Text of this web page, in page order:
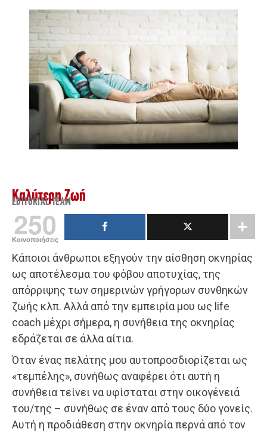
Καλύτερη Ζωή
EDITORIAL TEAM
250
Κοινοποιήσεις
Κάποιοι άνθρωποι εξηγούν την αίσθηση οκνηρίας
ως αποτέλεσμα του φόβου αποτυχίας, της
απόρριψης των σημερινών γρήγορων συνθηκών
ζωής κλπ. Αλλά από την εμπειρία μου ως life
coach μέχρι σήμερα, η συνήθεια της οκνηρίας
εδράζεται σε άλλα αίτια.
Όταν ένας πελάτης μου αυτοπροσδιορίζεται ως
«τεμπέλης», συνήθως αναφέρει ότι αυτή η
συνήθεια τείνει να υφίσταται στην οικογένειά
του/της – συνήθως σε έναν από τους δύο γονείς.
Αυτή η προδιάθεση στην οκνηρία περνά από τον